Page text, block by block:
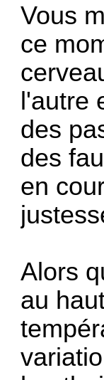
Vous
ce
l'autre
des
des
en
Alors
au